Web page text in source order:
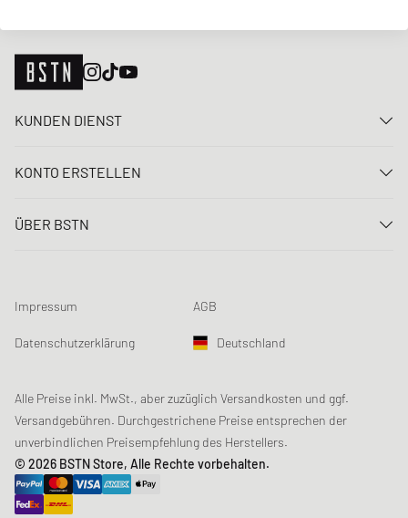
KUNDEN DIENST
FAQ
Loyalty Program
Produktsicherheit
KONTO ERSTELLEN
Registrieren
Newsletter-Registrierung
Datenerfassung
ÜBER BSTN
Chronicles
Sustainability
Studentenrabatt: Unidays
Studentenrabatt: Studentbeans
Studentenrabatt: EDiU
Gutscheine & Aktionen
Impressum AGB
Datenschutzerklärung Deutschland
Alle Preise inkl. MwSt., aber zuzüglich Versandkosten und ggf.
Versandgebühren. Durchgestrichene Preise entsprechen der
unverbindlichen Preisempfehlung des Herstellers.
© 2026 BSTN Store, Alle Rechte vorbehalten.